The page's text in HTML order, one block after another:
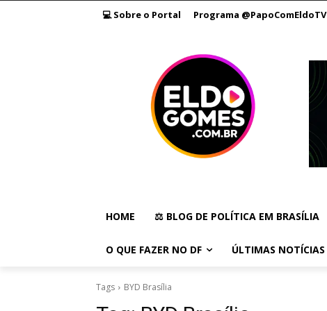
💻 Sobre o Portal Programa @PapoComEldoTV
HOME ⚖️ BLOG DE POLÍTICA EM BRASÍLIA
O QUE FAZER NO DF ÚLTIMAS NOTÍCIAS
Tags BYD Brasília